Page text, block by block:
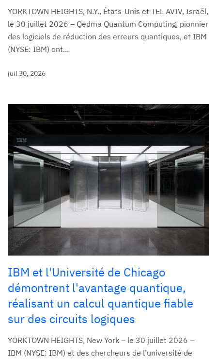
YORKTOWN HEIGHTS, N.Y., États-Unis et TEL AVIV, Israël,
le 30 juillet 2026 – Qedma Quantum Computing, pionnier
des logiciels de réduction des erreurs quantiques, et IBM
(NYSE: IBM) ont...
juil 30, 2026
IBM et l'Université de Chicago
démontrent l'avantage quantique,
réalisant un calcul quantique fiable
sur des circuits logiques
YORKTOWN HEIGHTS, New York – le 30 juillet 2026 –
IBM (NYSE: IBM) et des chercheurs de l’université de